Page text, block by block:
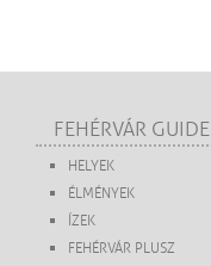
FEHÉRVÁR GUIDE
HELYEK
ÉLMÉNYEK
ÍZEK
FEHÉRVÁR PLUSZ